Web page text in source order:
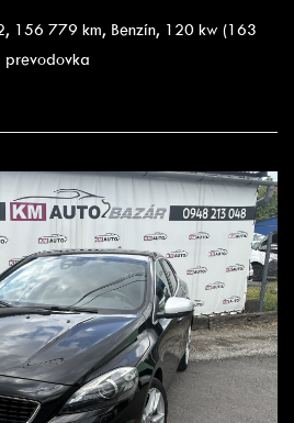
156 779 km, Benzín, 120 kw (163
prevodovka